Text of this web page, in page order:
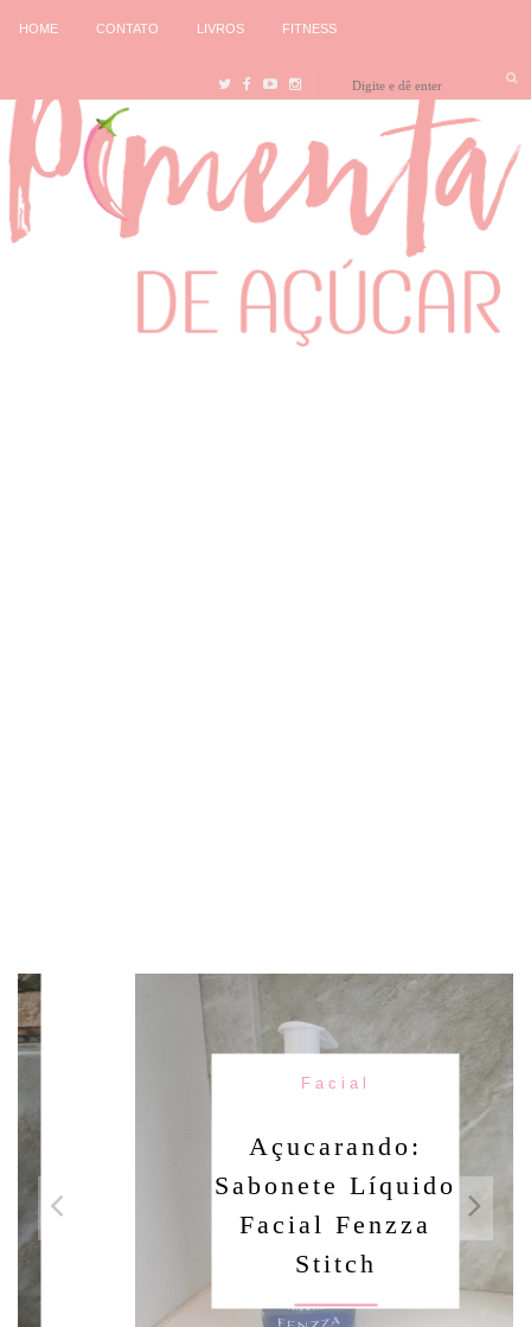
HOME CONTATO LIVROS FITNESS
Açucarando:
Sabonete Líquido
Facial Fenzza
Stitch